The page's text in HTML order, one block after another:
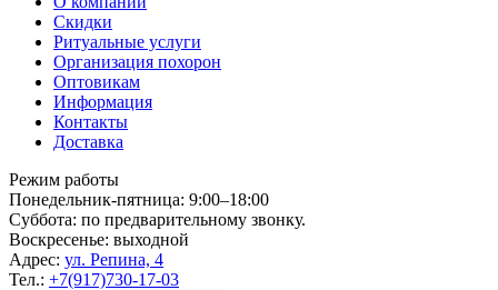
Скидки
Ритуальные услуги
Организация похорон
Оптовикам
Информация
Контакты
Доставка
Режим работы
Понедельник-пятница: 9:00–18:00
Суббота: по предварительному звонку.
Воскресенье: выходной
Адрес: ул. Репина, 4
Тел.: +7(917)730-17-03